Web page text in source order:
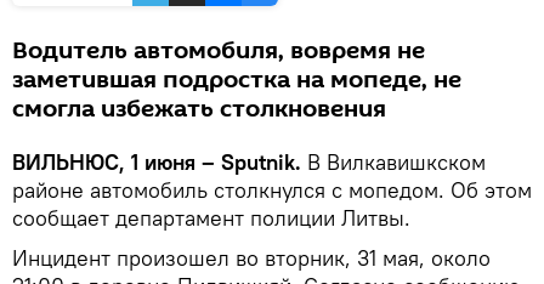
Водитель автомобиля, вовремя не
заметившая подростка на мопеде, не
смогла избежать столкновения
ВИЛЬНЮС, 1 июня – Sputnik. В Вилкавишкском
районе автомобиль столкнулся с мопедом. Об этом
сообщает департамент полиции Литвы.
Инцидент произошел во вторник, 31 мая, около